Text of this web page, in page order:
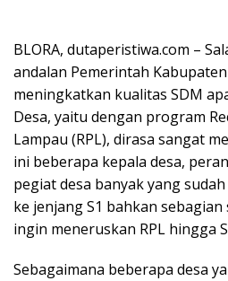
BLORA, dutaperistiwa.com –
andalan Pemerintah
meningkatkan kualitas SDM
Desa, yaitu dengan program
Lampau (RPL), dirasa sangat
ini beberapa kepala desa,
pegiat desa banyak yang
ke jenjang S1 bahkan
ingin meneruskan RPL hingga
Sebagaimana beberapa desa